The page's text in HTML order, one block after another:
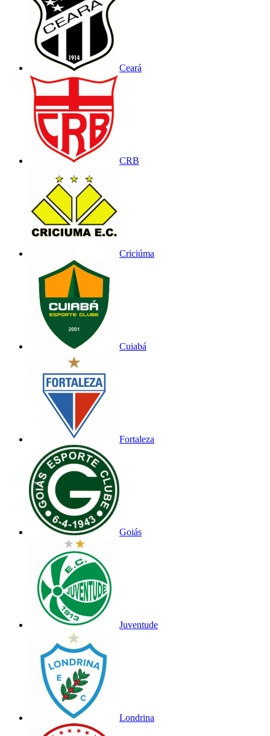
Ceará
CRB
Criciúma
Cuiabá
Fortaleza
Goiás
Juventude
Londrina